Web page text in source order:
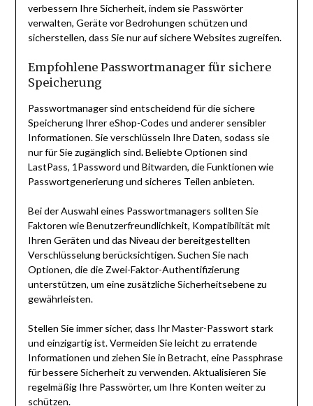
verbessern Ihre Sicherheit, indem sie Passwörter
verwalten, Geräte vor Bedrohungen schützen und
sicherstellen, dass Sie nur auf sichere Websites zugreifen.
Empfohlene Passwortmanager für sichere
Speicherung
Passwortmanager sind entscheidend für die sichere
Speicherung Ihrer eShop-Codes und anderer sensibler
Informationen. Sie verschlüsseln Ihre Daten, sodass sie
nur für Sie zugänglich sind. Beliebte Optionen sind
LastPass, 1Password und Bitwarden, die Funktionen wie
Passwortgenerierung und sicheres Teilen anbieten.
Bei der Auswahl eines Passwortmanagers sollten Sie
Faktoren wie Benutzerfreundlichkeit, Kompatibilität mit
Ihren Geräten und das Niveau der bereitgestellten
Verschlüsselung berücksichtigen. Suchen Sie nach
Optionen, die die Zwei-Faktor-Authentifizierung
unterstützen, um eine zusätzliche Sicherheitsebene zu
gewährleisten.
Stellen Sie immer sicher, dass Ihr Master-Passwort stark
und einzigartig ist. Vermeiden Sie leicht zu erratende
Informationen und ziehen Sie in Betracht, eine Passphrase
für bessere Sicherheit zu verwenden. Aktualisieren Sie
regelmäßig Ihre Passwörter, um Ihre Konten weiter zu
schützen.